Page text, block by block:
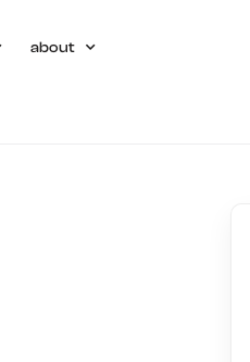
about